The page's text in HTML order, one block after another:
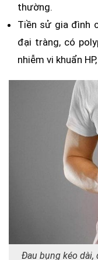
thường.
Tiền sử gia đình
đại tràng, có
nhiễm vi khuẩn
Đau bụng kéo dài,